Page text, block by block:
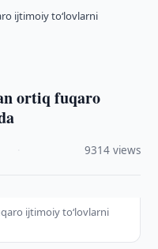
ijtimoiy to‘lovlarni
ortiq fuqaro
9314 views
ijtimoiy to‘lovlarni